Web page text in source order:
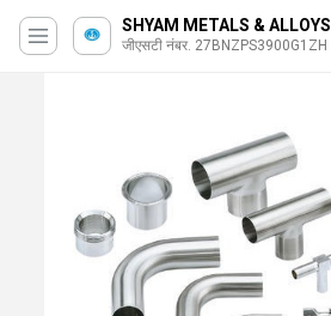
SHYAM METALS & ALLOYS
जीएसटी नंबर. 27BNZPS3900G1ZH